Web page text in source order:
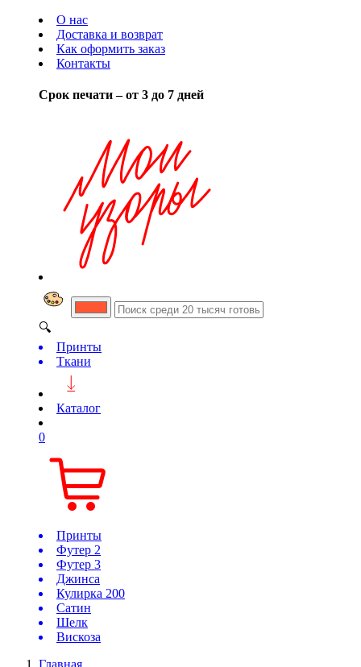
О нас
Доставка и возврат
Как оформить заказ
Контакты
Срок печати – от 3 до 7 дней
🔍
Принты
Ткани
Каталог
0
Принты
Футер 2
Футер 3
Джинса
Кулирка 200
Сатин
Шелк
Вискоза
Главная